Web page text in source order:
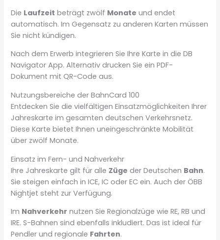
Die Laufzeit beträgt zwölf Monate und endet
automatisch. Im Gegensatz zu anderen Karten müssen
Sie nicht kündigen.
Nach dem Erwerb integrieren Sie Ihre Karte in die DB
Navigator App. Alternativ drucken Sie ein PDF-
Dokument mit QR-Code aus.
Nutzungsbereiche der BahnCard 100
Entdecken Sie die vielfältigen Einsatzmöglichkeiten Ihrer
Jahreskarte im gesamten deutschen Verkehrsnetz.
Diese Karte bietet Ihnen uneingeschränkte Mobilität
über zwölf Monate.
Einsatz im Fern- und Nahverkehr
Ihre Jahreskarte gilt für alle Züge der Deutschen Bahn.
Sie steigen einfach in ICE, IC oder EC ein. Auch der ÖBB
Nightjet steht zur Verfügung.
Im Nahverkehr nutzen Sie Regionalzüge wie RE, RB und
IRE. S-Bahnen sind ebenfalls inkludiert. Das ist ideal für
Pendler und regionale Fahrten.